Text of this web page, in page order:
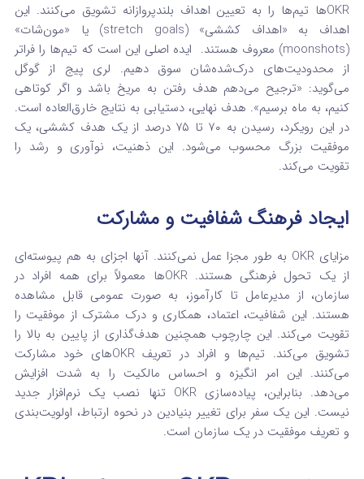
OKRها تیم‌ها را به تعیین اهداف بلندپروازانه تشویق می‌کنند. این
اهداف به «اهداف کششی» (stretch goals) یا «مون‌شات»
(moonshots) معروف هستند.
ایده اصلی این است که تیم‌ها را فراتر
از محدودیت‌های درک‌شده‌شان سوق دهیم. لری پیج از گوگل
می‌گوید: «ترجیح می‌دهم هدف رفتن به مریخ باشد و اگر کوتاهی
کنیم، به ماه برسیم». هدف نهایی، دستیابی به نتایج خارق‌العاده است.
در این رویکرد، رسیدن به ۷۰ تا ۷۵ درصد از یک هدف کششی، یک
موفقیت بزرگ محسوب می‌شود. این ذهنیت، نوآوری و رشد را
تقویت می‌کند.
ایجاد فرهنگ شفافیت و مشارکت
مزایای OKR به طور مجزا عمل نمی‌کنند. آنها اجزای به هم پیوسته‌ای
از یک تحول فرهنگی هستند. OKRها معمولاً برای همه افراد در
سازمان، از مدیرعامل تا کارآموز، به صورت عمومی قابل مشاهده
هستند. این شفافیت، اعتماد، همکاری و درک مشترک از موفقیت را
تقویت می‌کند. این چارچوب همچنین هدف‌گذاری از پایین به بالا را
تشویق می‌کند. تیم‌ها و افراد در تعریف OKRهای خود مشارکت
می‌کنند. این امر انگیزه و احساس مالکیت را به شدت افزایش
می‌دهد.
بنابراین، پیاده‌سازی OKR تنها نصب یک نرم‌افزار جدید
نیست. این یک سفر برای تغییر بنیادین در نحوه ارتباط، اولویت‌بندی
و تعریف موفقیت در یک سازمان است.